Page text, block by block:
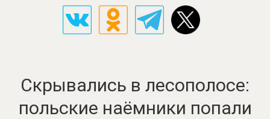
Скрывались в лесополосе:
польские наёмники попали